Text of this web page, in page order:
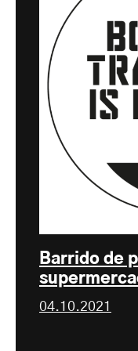
Barrido de
04.10.2021